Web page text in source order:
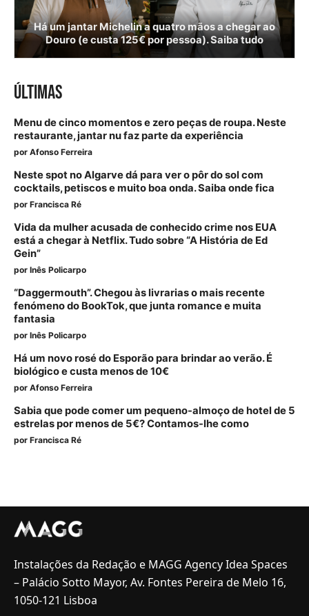
Há um jantar Michelin a quatro mãos a chegar ao
Douro (e custa 125€ por pessoa). Saiba tudo
ÚLTIMAS
Menu de cinco momentos e zero peças de roupa. Neste
restaurante, jantar nu faz parte da experiência
por Afonso Ferreira
Neste spot no Algarve dá para ver o pôr do sol com
cocktails, petiscos e muito boa onda. Saiba onde fica
por Francisca Ré
Vida da mulher acusada de conhecido crime nos EUA
está a chegar à Netflix. Tudo sobre “A História de Ed
Gein”
por Inês Policarpo
“Daggermouth”. Chegou às livrarias o mais recente
fenómeno do BookTok, que junta romance e muita
fantasia
por Inês Policarpo
Há um novo rosé do Esporão para brindar ao verão. É
biológico e custa menos de 10€
por Afonso Ferreira
Sabia que pode comer um pequeno-almoço de hotel de 5
estrelas por menos de 5€? Contamos-lhe como
por Francisca Ré
Instalações da Redação e MAGG Agency Idea Spaces
– Palácio Sotto Mayor, Av. Fontes Pereira de Melo 16,
1050-121 Lisboa